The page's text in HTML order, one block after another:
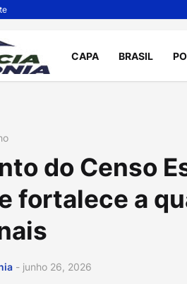
CAPA BRASIL
do Censo
fortalece a
- junho 26, 2026